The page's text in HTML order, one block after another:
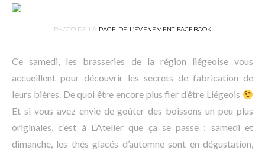
PHOTO DE LA PAGE DE L’ÉVÉNEMENT FACEBOOK
Ce samedi, les brasseries de la région liégeoise vous
accueillent pour découvrir les secrets de fabrication de
leurs bières. De quoi être encore plus fier d’être Liégeois
Et si vous avez envie de goûter des boissons un peu plus
originales, c’est à L’Atelier que ça se passe : samedi et
dimanche, les thés glacés d’automne sont en dégustation,